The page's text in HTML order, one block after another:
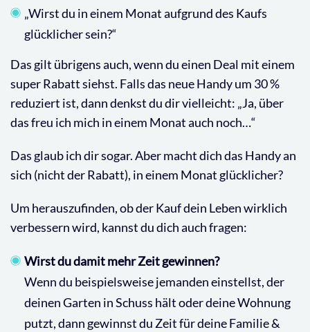
„Wirst du in einem Monat aufgrund des Kaufs
glücklicher sein?“
Das gilt übrigens auch, wenn du einen Deal mit einem
super Rabatt siehst. Falls das neue Handy um 30 %
reduziert ist, dann denkst du dir vielleicht: „Ja, über
das freu ich mich in einem Monat auch noch…“
Das glaub ich dir sogar. Aber macht dich das Handy an
sich (nicht der Rabatt), in einem Monat glücklicher?
Um herauszufinden, ob der Kauf dein Leben wirklich
verbessern wird, kannst du dich auch fragen:
Wirst du damit mehr Zeit gewinnen?
Wenn du beispielsweise jemanden einstellst, der
deinen Garten in Schuss hält oder deine Wohnung
putzt, dann gewinnst du Zeit für deine Familie &